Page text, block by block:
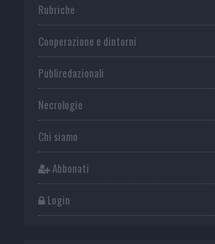
Rubriche
Cooperazione e dintorni
Publiredazionali
Necrologie
Chi siamo
Abbonati
Login